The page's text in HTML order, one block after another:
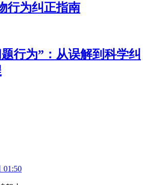
行为纠正指南
行为”：从误解到科学纠
01:50